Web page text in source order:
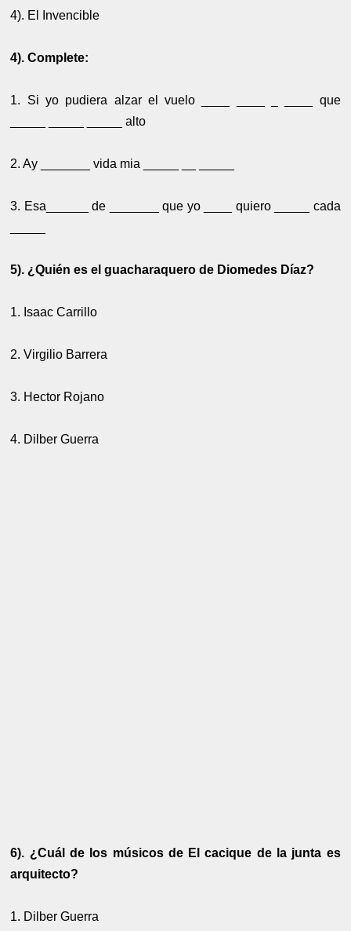
4). El Invencible
4). Complete:
1. Si yo pudiera alzar el vuelo ____ ____ _ ____ que
_____ _____ _____ alto
2. Ay _______ vida mia _____ __ _____
3. Esa______ de _______ que yo ____ quiero _____ cada
5). ¿Quién es el guacharaquero de Diomedes Díaz?
1. Isaac Carrillo
2. Virgilio Barrera
3. Hector Rojano
4. Dilber Guerra
6). ¿Cuál de los músicos de El cacique de la junta es
arquitecto?
1. Dilber Guerra